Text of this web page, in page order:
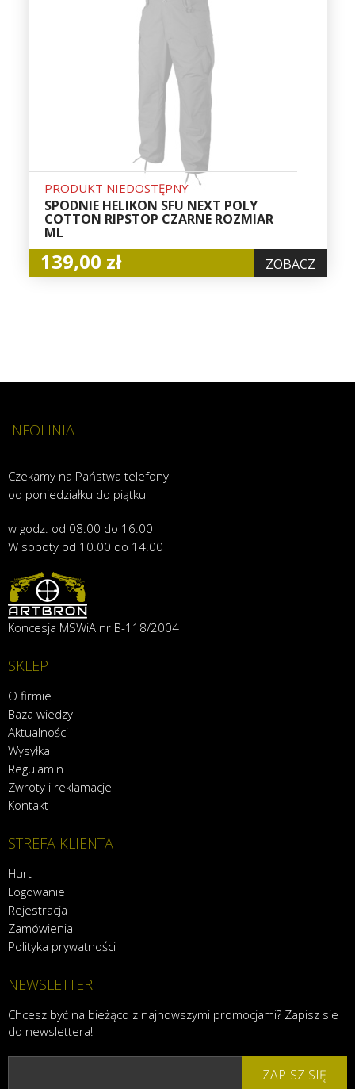
PRODUKT NIEDOSTĘPNY
SPODNIE HELIKON SFU NEXT POLY
COTTON RIPSTOP CZARNE ROZMIAR
ML
139,00 zł ZOBACZ
INFOLINIA
Czekamy na Państwa telefony
od poniedziałku do piątku
w godz. od 08.00 do 16.00
W soboty od 10.00 do 14.00
Koncesja MSWiA nr B-118/2004
SKLEP
O firmie
Baza wiedzy
Aktualności
Wysyłka
Regulamin
Zwroty i reklamacje
Kontakt
STREFA KLIENTA
Hurt
Logowanie
Rejestracja
Zamówienia
Polityka prywatności
NEWSLETTER
Chcesz być na bieżąco z najnowszymi promocjami? Zapisz sie
do newslettera!
ZAPISZ SIĘ